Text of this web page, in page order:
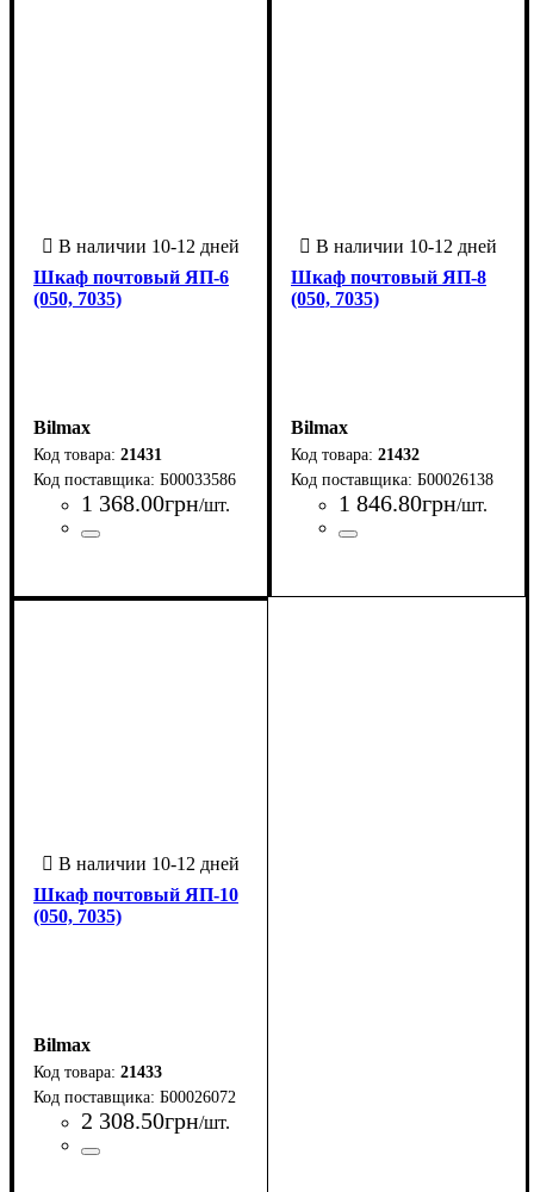
Шкаф почтовый ЯП-6
(050, 7035)
Bilmax
21431
Б00033586
1 368.00грн/шт.
Шкаф почтовый ЯП-8
(050, 7035)
Bilmax
21432
Б00026138
1 846.80грн/шт.
Шкаф почтовый ЯП-10
(050, 7035)
Bilmax
21433
Б00026072
2 308.50грн/шт.